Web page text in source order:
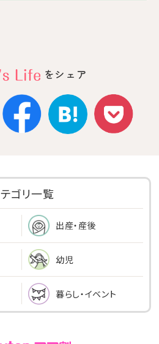
をシェア
ゴリ一覧
出産・産後
幼児
暮らし・イベント